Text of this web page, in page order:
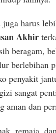
harus
Akhir
beragam,
berlebihan
penyakit
sangat
aman dan
remaja,